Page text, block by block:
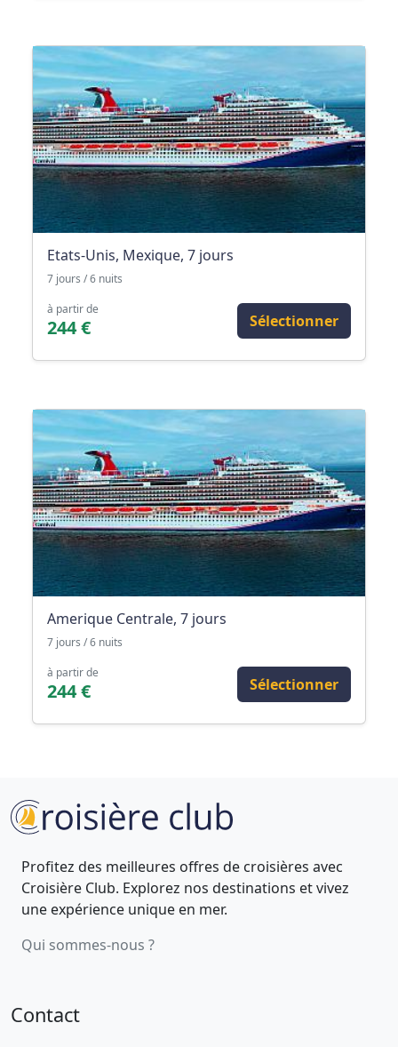
Etats-Unis, Mexique, 7 jours
7 jours / 6 nuits
à partir de
244 € Sélectionner
Amerique Centrale, 7 jours
7 jours / 6 nuits
à partir de
244 € Sélectionner
Profitez des meilleures offres de croisières avec
Croisière Club. Explorez nos destinations et vivez
une expérience unique en mer.
Qui sommes-nous ?
Contact